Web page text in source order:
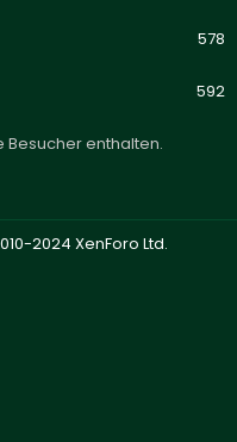
578
592
Besucher enthalten.
2024 XenForo Ltd.